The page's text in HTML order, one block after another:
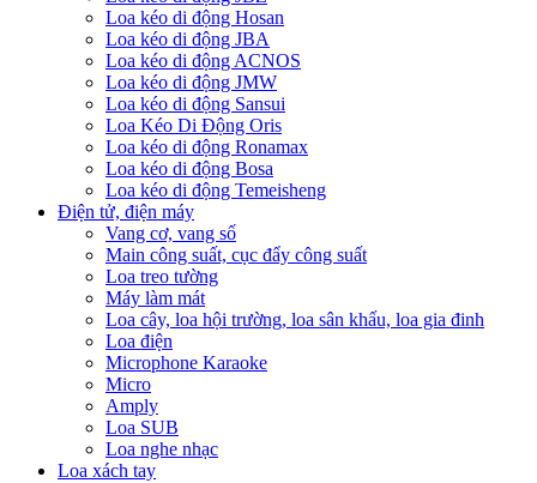
Loa kéo di động Hosan
Loa kéo di động JBA
Loa kéo di động ACNOS
Loa kéo di động JMW
Loa kéo di động Sansui
Loa Kéo Di Động Oris
Loa kéo di động Ronamax
Loa kéo di động Bosa
Loa kéo di động Temeisheng
Điện tử, điện máy
Vang cơ, vang số
Main công suất, cục đẩy công suất
Loa treo tường
Máy làm mát
Loa cây, loa hội trường, loa sân khấu, loa gia đinh
Loa điện
Microphone Karaoke
Micro
Amply
Loa SUB
Loa nghe nhạc
Loa xách tay